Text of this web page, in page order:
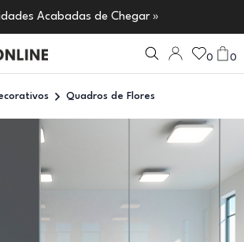
Acabadas de Chegar »
0 0
Quadros de Flores